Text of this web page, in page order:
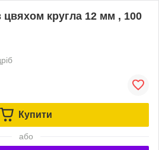
цвяхом кругла 12 мм , 100
Купити
або